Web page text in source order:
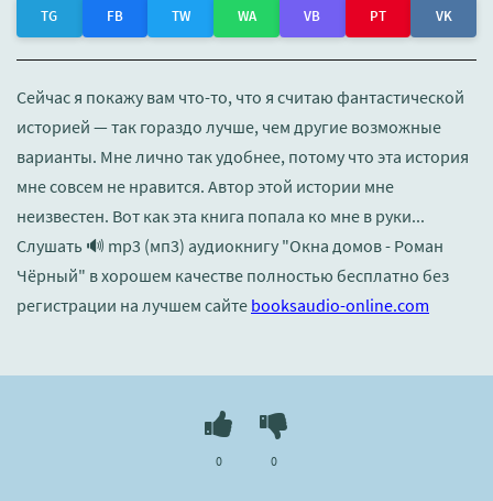
TG FB TW WA VB PT VK
Сейчас я покажу вам что-то, что я считаю фантастической
историей — так гораздо лучше, чем другие возможные
варианты. Мне лично так удобнее, потому что эта история
мне совсем не нравится. Автор этой истории мне
неизвестен. Вот как эта книга попала ко мне в руки...
Слушать 🔊 mp3 (мп3) аудиокнигу "Окна домов - Роман
Чёрный" в хорошем качестве полностью бесплатно без
регистрации на лучшем сайте booksaudio-online.com
0 0